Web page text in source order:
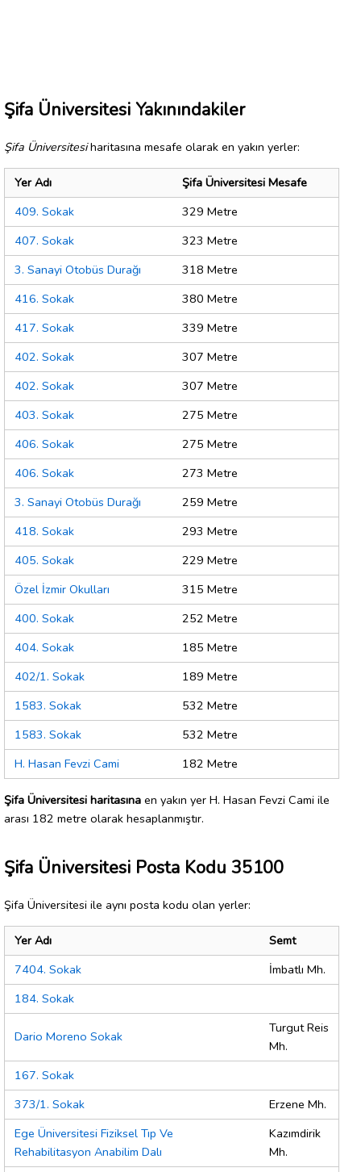
Şifa Üniversitesi Yakınındakiler
Şifa Üniversitesiharitasına mesafe olarak en yakın yerler:
Yer Adı
Şifa Üniversitesi Mesafe
409. Sokak
329 Metre
407. Sokak
323 Metre
3. Sanayi Otobüs Durağı
318 Metre
416. Sokak
380 Metre
417. Sokak
339 Metre
402. Sokak
307 Metre
402. Sokak
307 Metre
403. Sokak
275 Metre
406. Sokak
275 Metre
406. Sokak
273 Metre
3. Sanayi Otobüs Durağı
259 Metre
418. Sokak
293 Metre
405. Sokak
229 Metre
Özel İzmir Okulları
315 Metre
400. Sokak
252 Metre
404. Sokak
185 Metre
402/1. Sokak
189 Metre
1583. Sokak
532 Metre
1583. Sokak
532 Metre
H. Hasan Fevzi Cami
182 Metre
Şifa Üniversitesi haritasına en yakın yer H. Hasan Fevzi Cami ile
arası 182 metre olarak hesaplanmıştır.
Şifa Üniversitesi Posta Kodu 35100
Şifa Üniversitesi ile aynı posta kodu olan yerler:
Yer Adı
Semt
7404. Sokak
İmbatlı Mh.
184. Sokak
Dario Moreno Sokak
Turgut Reis
Mh.
167. Sokak
373/1. Sokak
Erzene Mh.
Ege Üniversitesi Fiziksel Tıp Ve
Rehabilitasyon Anabilim Dalı
Kazımdirik
Mh.